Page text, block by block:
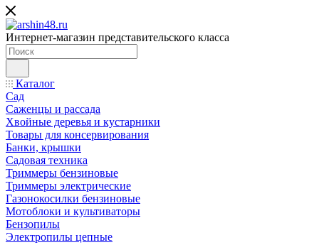
Интернет-магазин представительского класса
Каталог
Сад
Саженцы и рассада
Хвойные деревья и кустарники
Товары для консервирования
Банки, крышки
Садовая техника
Триммеры бензиновые
Триммеры электрические
Газонокосилки бензиновые
Мотоблоки и культиваторы
Бензопилы
Электропилы цепные